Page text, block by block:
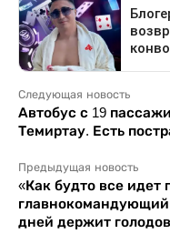
Следующая новость
Автобус с 19
Темиртау. Есть
Предыдущая новость
«Как будто все идет
дней держит